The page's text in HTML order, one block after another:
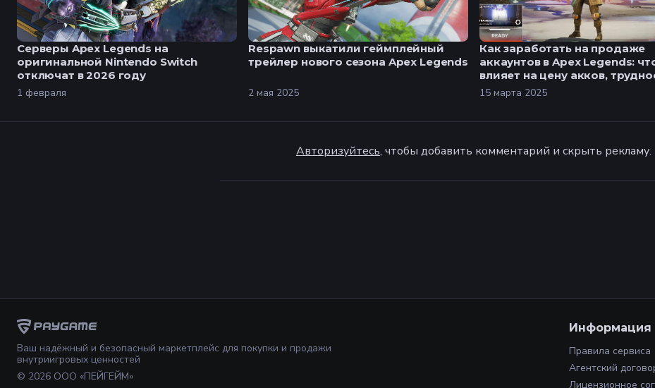
Серверы Apex Legends на
оригинальной Nintendo Switch
отключат в 2026 году
1 февраля
Respawn выкатили геймплейный
трейлер нового сезона Apex Legends
2 мая 2025
Как заработать на продаже
аккаунтов в Apex Legends:
влияет на цену акков,
выхлоп
15 марта 2025
Авторизуйтесь, чтобы добавить комментарий и скрыть рекламу.
Ваш надёжный и безопасный маркетплейс для покупки и продажи
внутриигровых ценностей
© 2026 ООО «ПЕЙГЕЙМ»
Информация
Правила сервиса
Агентский
Лицензионное